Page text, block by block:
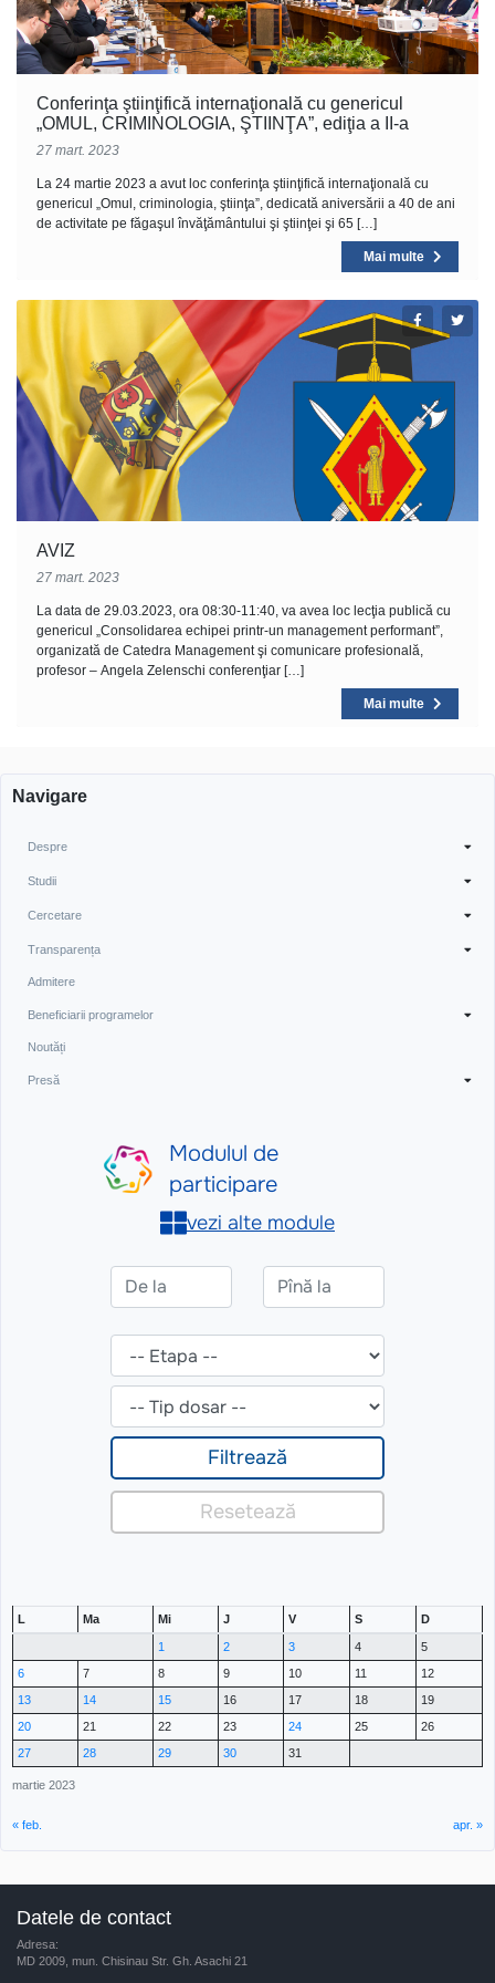
Conferinţa ştiinţifică internaţională cu genericul
„OMUL, CRIMINOLOGIA, ŞTIINŢA”, ediţia a II-a
27 mart. 2023
La 24 martie 2023 a avut loc conferinţa ştiinţifică internaţională cu
genericul „Omul, criminologia, ştiinţa”, dedicată aniversării a 40 de ani
de activitate pe făgaşul învăţământului şi ştiinţei şi 65 […]
Mai multe
AVIZ
27 mart. 2023
La data de 29.03.2023, ora 08:30-11:40, va avea loc lecţia publică cu
genericul „Consolidarea echipei printr-un management performant”,
organizată de Catedra Management şi comunicare profesională,
profesor – Angela Zelenschi conferenţiar […]
Mai multe
Navigare
Despre
Studii
Cercetare
Transparența
Admitere
Beneficiarii programelor
Noutăți
Presă
martie 2023
L Ma Mi J V S D
1 2 3 4
5
6
7 8 9 10 11
12
13
14 15 16 17 18
19
20
21 22 23 24 25
26
27
28 29 30 31
« feb. apr. »
Datele de contact
Adresa:
MD 2009, mun. Chisinau Str. Gh. Asachi 21